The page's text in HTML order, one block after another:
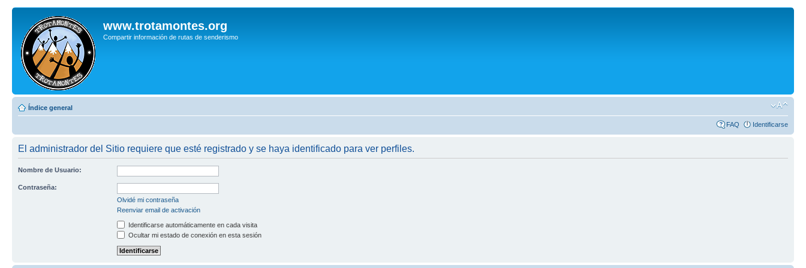
www.trotamontes.org
Compartir información de rutas de senderismo
Índice general
FAQ Identificarse
El administrador del Sitio requiere que esté registrado y se haya identificado para ver perfiles.
Nombre de Usuario:
Contraseña:
Olvidé mi contraseña
Reenviar email de activación
Identificarse automáticamente en cada visita
Ocultar mi estado de conexión en esta sesión